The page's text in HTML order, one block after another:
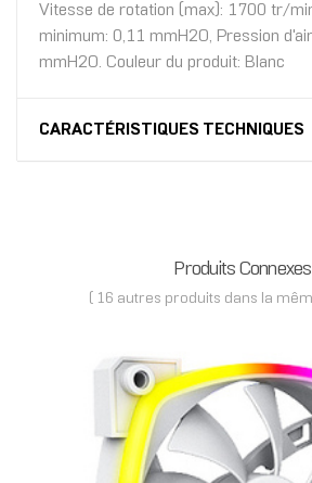
Vitesse de rotation (max): 1700 tr/
minimum: 0,11 mmH2O, Pression
mmH2O. Couleur du produit: Blanc
CARACTÉRISTIQUES TECHNIQUES
Produits Connexes
( 16 autres produits dans la